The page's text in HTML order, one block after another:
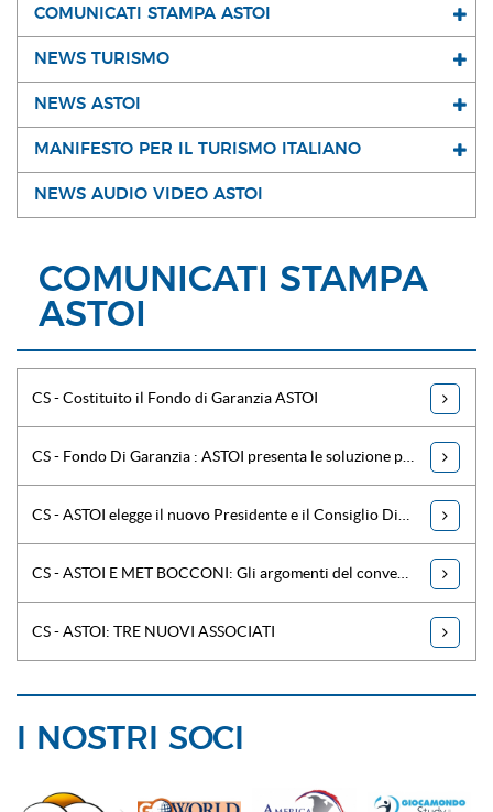
COMUNICATI STAMPA ASTOI
NEWS TURISMO
NEWS ASTOI
MANIFESTO PER IL TURISMO ITALIANO
NEWS AUDIO VIDEO ASTOI
COMUNICATI STAMPA
ASTOI
CS - Costituito il Fondo di Garanzia ASTOI
CS - ASTOI: TRE NUOVI ASSOCIATI
I NOSTRI SOCI